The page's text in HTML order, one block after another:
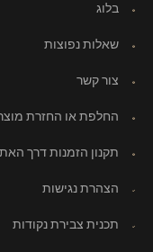
בלוג
שאלות נפוצות
צור קשר
החלפת או החזרת
תקנון הזמנות דרך
הצהרת נגישות
תכנית צבירת נקודות